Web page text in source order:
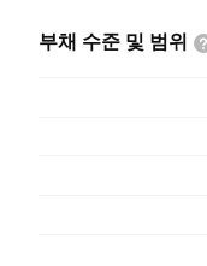
부채 수준 및 범위